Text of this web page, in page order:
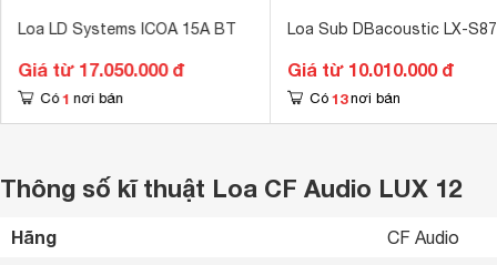
Loa LD Systems ICOA 15A BT
Giá từ 17.050.000 đ
Có 1 nơi bán
Loa Sub DBacoustic LX-S87
Giá từ 10.010.000 đ
Có 13 nơi bán
Thông số kĩ thuật Loa CF Audio LUX 12
Hãng CF Audio